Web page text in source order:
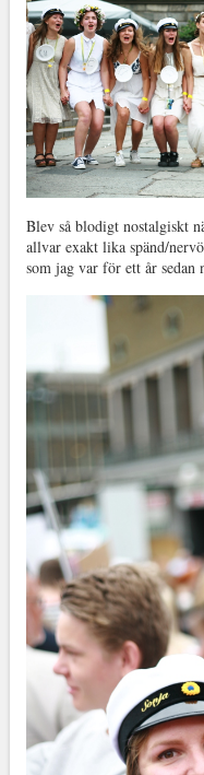
Blev så blodigt nostalgiskt
allvar exakt lika spänd/
som jag var för ett år sedan